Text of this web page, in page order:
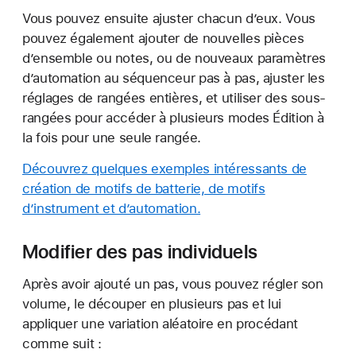
Vous pouvez ensuite ajuster chacun d’eux. Vous
pouvez également ajouter de nouvelles pièces
d’ensemble ou notes, ou de nouveaux paramètres
d’automation au séquenceur pas à pas, ajuster les
réglages de rangées entières, et utiliser des sous-
rangées pour accéder à plusieurs modes Édition à
la fois pour une seule rangée.
Découvrez quelques exemples intéressants de
création de motifs de batterie, de motifs
d’instrument et d’automation.
Modifier des pas individuels
Après avoir ajouté un pas, vous pouvez régler son
volume, le découper en plusieurs pas et lui
appliquer une variation aléatoire en procédant
comme suit :